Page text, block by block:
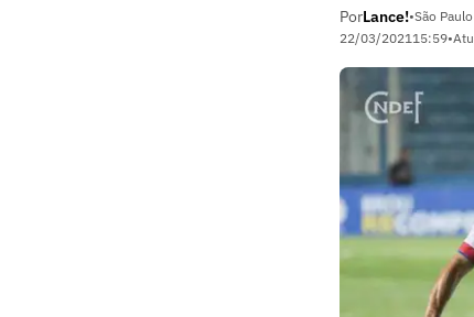
PorLance!•São
22/03/202115:59•